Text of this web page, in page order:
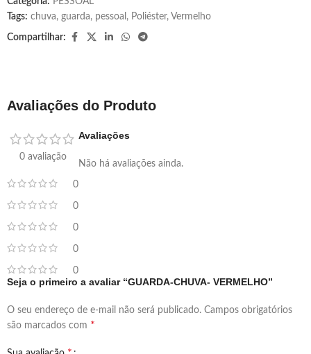
Tags: chuva, guarda, pessoal , Poliéster, Vermelho
Compartilhar:
Avaliações do Produto
0 avaliação
0
0
0
0
0
Avaliações
Não há avaliações ainda.
Seja o primeiro a avaliar “GUARDA-CHUVA- VERMELHO”
O seu endereço de e-mail não será publicado. Campos obrigatórios
são marcados com *